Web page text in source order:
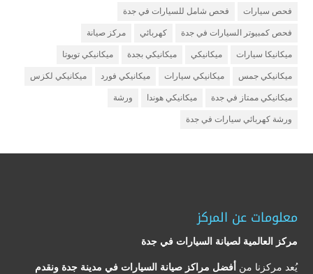
فحص سيارات فحص شامل للسيارات في جدة
فحص كمبيوتر السيارات في جدة كهربائي مركز صيانة
ميكانيكا سيارات ميكانيكي ميكانيكي بجدة ميكانيكي تويوتا
ميكانيكي جمس ميكانيكي سيارات ميكانيكي فورد ميكانيكي لكزس
ميكانيكي ممتاز في جدة ميكانيكي هوندا ورشة
ورشة كهربائي سيارات في جدة
معلومات عن المركز
مركز العالمية لصيانة السيارات في جدة
يُعد مركزنا من أفضل مراكز صيانة السيارات في مدينة جدة ونقدم